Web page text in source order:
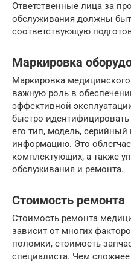
Ответственные лица за
обслуживания должны
соответствующую
Маркировка
Маркировка
важную роль в
эффективной
быстро
его тип, модель,
информацию. Это
комплектующих, а также
обслуживания и ремонта.
Стоимость ремонта
Стоимость ремонта
зависит от многих
поломки, стоимость
специалиста. Чем